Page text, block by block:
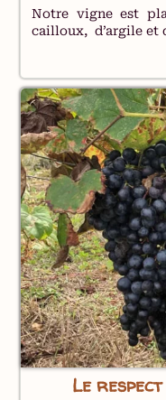
Notre vigne est
cailloux, d’argile et
Le